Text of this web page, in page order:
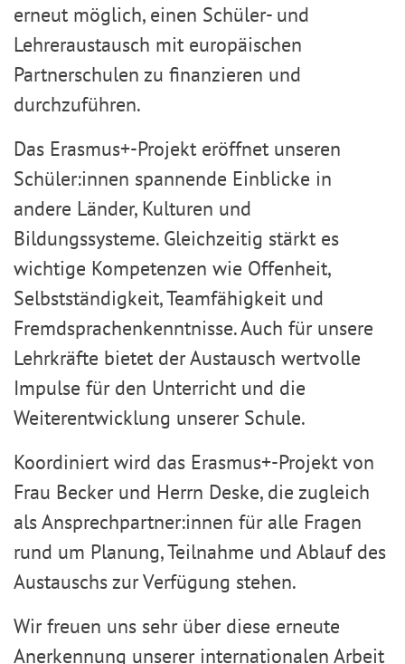
erneut möglich, einen Schüler- und
Lehreraustausch mit europäischen
Partnerschulen zu finanzieren und
durchzuführen.
Das Erasmus+-Projekt eröffnet unseren
Schüler:innen spannende Einblicke in
andere Länder, Kulturen und
Bildungssysteme. Gleichzeitig stärkt es
wichtige Kompetenzen wie Offenheit,
Selbstständigkeit, Teamfähigkeit und
Fremdsprachenkenntnisse. Auch für unsere
Lehrkräfte bietet der Austausch wertvolle
Impulse für den Unterricht und die
Weiterentwicklung unserer Schule.
Koordiniert wird das Erasmus+-Projekt von
Frau Becker und Herrn Deske, die zugleich
als Ansprechpartner:innen für alle Fragen
rund um Planung, Teilnahme und Ablauf des
Austauschs zur Verfügung stehen.
Wir freuen uns sehr über diese erneute
Anerkennung unserer internationalen Arbeit